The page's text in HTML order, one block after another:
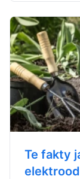
Te fakty